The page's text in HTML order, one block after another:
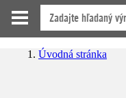
Úvodná stránka